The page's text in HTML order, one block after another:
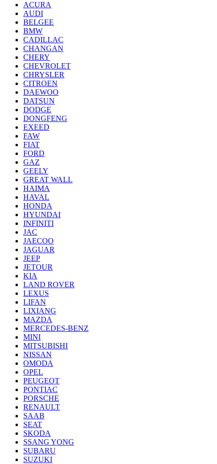
ACURA
AUDI
BELGEE
BMW
CADILLAC
CHANGAN
CHERY
CHEVROLET
CHRYSLER
CITROEN
DAEWOO
DATSUN
DODGE
DONGFENG
EXEED
FAW
FIAT
FORD
GAZ
GEELY
GREAT WALL
HAIMA
HAVAL
HONDA
HYUNDAI
INFINITI
JAC
JAECOO
JAGUAR
JEEP
JETOUR
KIA
LAND ROVER
LEXUS
LIFAN
LIXIANG
MAZDA
MERCEDES-BENZ
MINI
MITSUBISHI
NISSAN
OMODA
OPEL
PEUGEOT
PONTIAC
PORSCHE
RENAULT
SAAB
SEAT
SKODA
SSANG YONG
SUBARU
SUZUKI